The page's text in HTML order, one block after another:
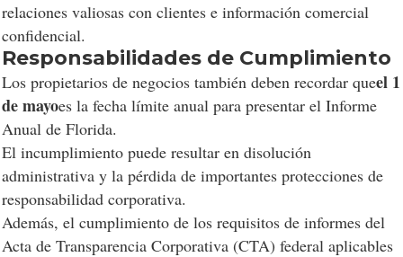
relaciones valiosas con clientes e información comercial
confidencial.
Responsabilidades de Cumplimiento
Los propietarios de negocios también deben recordar queel 1
de mayoes la fecha límite anual para presentar el Informe
Anual de Florida.
El incumplimiento puede resultar en disolución
administrativa y la pérdida de importantes protecciones de
responsabilidad corporativa.
Además, el cumplimiento de los requisitos de informes del
Acta de Transparencia Corporativa (CTA) federal aplicables